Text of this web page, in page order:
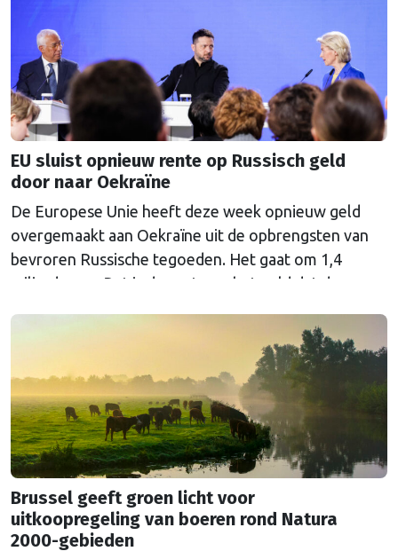
EU sluist opnieuw rente op Russisch geld
door naar Oekraïne
De Europese Unie heeft deze week opnieuw geld
overgemaakt aan Oekraïne uit de opbrengsten van
bevroren Russische tegoeden. Het gaat om 1,4
miljard euro. Dat is de rente op het geld dat de
Euroclear parkeerde. De EU bevroor dat geld na de
Continued
Brussel geeft groen licht voor
uitkoopregeling van boeren rond Natura
2000-gebieden